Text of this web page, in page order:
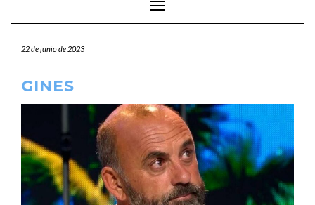
Cambiar modo de navegación
22 de junio de 2023
GINES